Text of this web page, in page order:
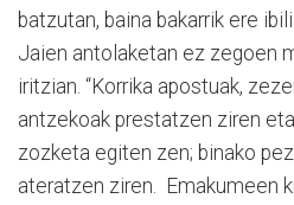
batzutan, baina bakarrik ere
Jaien antolaketan ez zegoen
iritzian. “Korrika apostuak,
antzekoak prestatzen ziren
zozketa egiten zen; binako
ateratzen ziren. Emakumeen